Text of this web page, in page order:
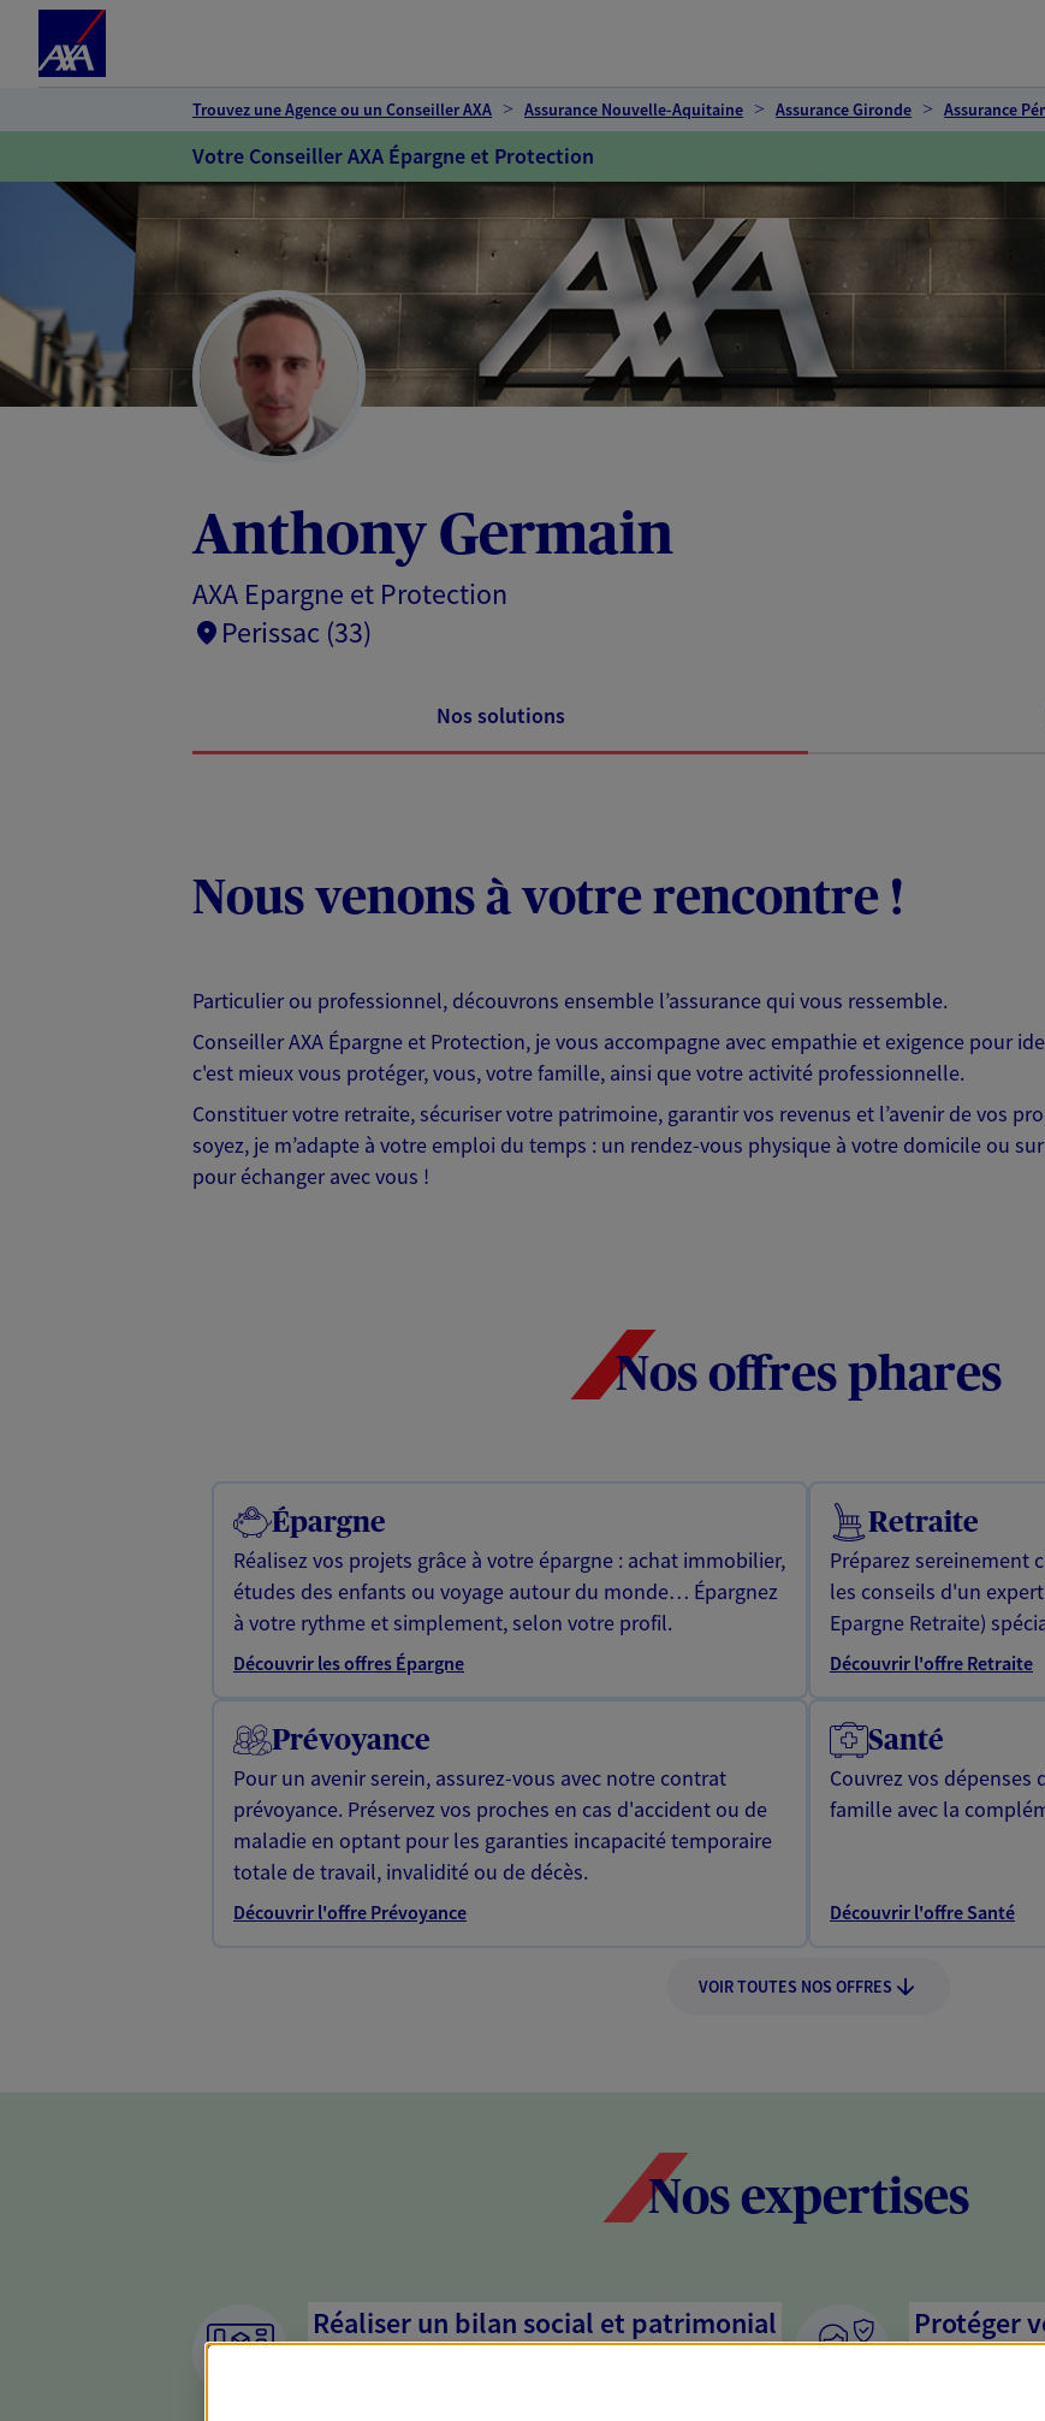
Trouvez une Agence ou un Conseiller AXA Assurance Nouvelle-Aquitaine Assurance Gironde Assurance
Votre Conseiller AXA Épargne et Protection
Anthony Germain
AXA Epargne et Protection
Perissac (33)
Nos solutions
Nous venons à votre rencontre !
Particulier ou professionnel, découvrons ensemble l’assurance qui vous ressemble.
Conseiller AXA Épargne et Protection, je vous accompagne avec empathie et exigence pour
c'est mieux vous protéger, vous, votre famille, ainsi que votre activité professionnelle.
Constituer votre retraite, sécuriser votre patrimoine, garantir vos revenus et l’avenir de vos
soyez, je m’adapte à votre emploi du temps : un rendez-vous physique à votre domicile ou
pour échanger avec vous !
Nos offres phares
Épargne
Réalisez vos projets grâce à votre épargne : achat immobilier,
études des enfants ou voyage autour du monde… Épargnez
à votre rythme et simplement, selon votre profil.
Découvrir les offres Épargne
Retraite
Préparez sereinement
les conseils d'un
Epargne Retraite)
Découvrir l'offre Retraite
Prévoyance
Pour un avenir serein, assurez-vous avec notre contrat
prévoyance. Préservez vos proches en cas d'accident ou de
maladie en optant pour les garanties incapacité temporaire
totale de travail, invalidité ou de décès.
Découvrir l'offre Prévoyance
Santé
Couvrez vos dépenses
famille avec la
Découvrir l'offre Santé
VOIR TOUTES NOS OFFRES
Nos expertises
Réaliser un bilan social et patrimonial
Protéger
Nous sommes